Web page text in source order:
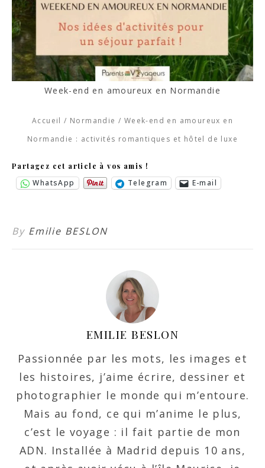
Week-end en amoureux en Normandie
Accueil / Normandie / Week-end en amoureux en
Normandie : activités romantiques et hôtel de luxe
Partagez cet article à vos amis !
WhatsApp Telegram E-mail
By Emilie BESLON
EMILIE BESLON
Passionnée par les mots, les images et
les histoires, j’aime écrire, dessiner et
photographier le monde qui m’entoure.
Mais au fond, ce qui m’anime le plus,
c’est le voyage : il fait partie de mon
ADN. Installée à Madrid depuis 10 ans,